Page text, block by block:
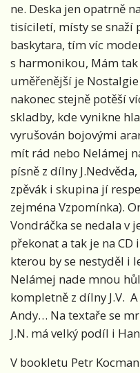
ne. Deska jen opatrně
tisíciletí, místy se snaží
baskytara, tím víc
s harmonikou, Mám
uměřenější je
nakonec stejně potěší
skladby, kde vynikne
vyrušován bojovými
mít rád nebo Nelámej
písně z dílny
zpěvák i skupina jí
zejména Vzpomínka).
Vondráčka se nedala
překonat a tak je na
kterou by se nestyděl i
Nelámej nade mnou
kompletně z dílny J.V.
Andy… Na textaře se
J.N. má velký podíl i
V bookletu Petr